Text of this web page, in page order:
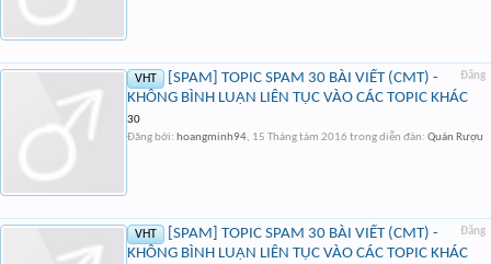
Đăng
VHT
[SPAM] TOPIC SPAM 30 BÀI VIẾT (CMT) -
KHÔNG BÌNH LUẬN LIÊN TỤC VÀO CÁC TOPIC KHÁC
30
Đăng bởi: hoangminh94, 15 Tháng tám 2016 trong diễn đàn: Quán Rượu
Đăng
VHT
[SPAM] TOPIC SPAM 30 BÀI VIẾT (CMT) -
KHÔNG BÌNH LUẬN LIÊN TỤC VÀO CÁC TOPIC KHÁC